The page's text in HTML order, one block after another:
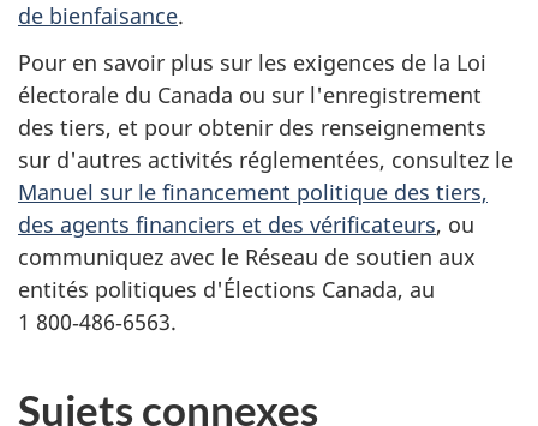
de bienfaisance.
Pour en savoir plus sur les exigences de la Loi
électorale du Canada ou sur l'enregistrement
des tiers, et pour obtenir des renseignements
sur d'autres activités réglementées, consultez le
Manuel sur le financement politique des tiers,
des agents financiers et des vérificateurs, ou
communiquez avec le Réseau de soutien aux
entités politiques d'Élections Canada, au
1 800‑486‑6563.
Sujets connexes